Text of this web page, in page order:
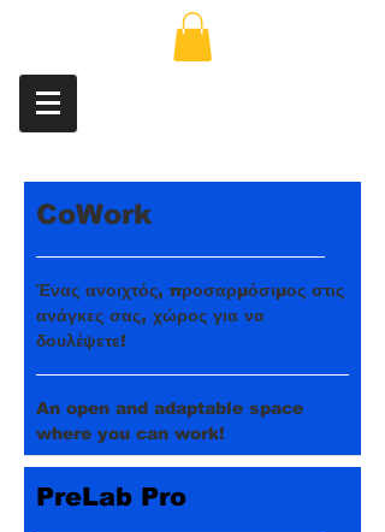
CoWork
Ένας ανοιχτός, προσαρμόσιμος στις
ανάγκες σας, χώρος για να
δουλέψετε!
An open and adaptable space
where you can work!
PreLab Pro